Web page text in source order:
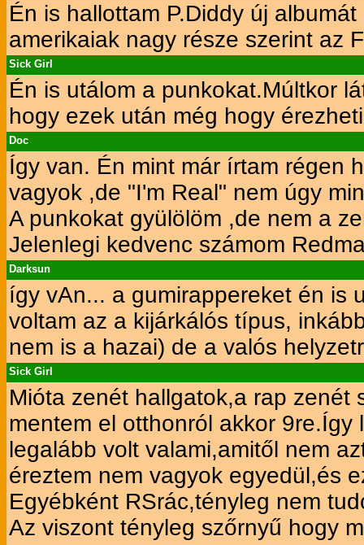
Én is hallottam P.Diddy új
amerikaiak nagy része szerint az
Sick Girl
Én is utálom a punkokat.Múltkor
hogy ezek után még hogy
Doc
Így van. Én mint már írtam régen
vagyok ,de "I'm Real" nem úgy
A punkokat gyülölöm ,de nem a
Jelenlegi kedvenc számom
Darksun
így vAn... a gumirappereket én is
voltam az a kijárkálós típus,
nem is a hazai) de a valós
Sick Girl
Mióta zenét hallgatok,a rap zenét
mentem el otthonról akkor
legalább volt valami,amitől nem
éreztem nem vagyok egyedül,és
Egyébként RSrác,tényleg nem
Az viszont tényleg szőrnyű hogy